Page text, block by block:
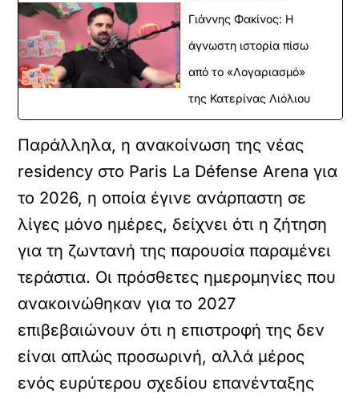
Γιάννης Φακίνος: Η
άγνωστη ιστορία πίσω
από το «Λογαριασμό»
της Κατερίνας Λιόλιου
Παράλληλα, η ανακοίνωση της νέας
residency στο Paris La Défense Arena για
το 2026, η οποία έγινε ανάρπαστη σε
λίγες μόνο ημέρες, δείχνει ότι η ζήτηση
για τη ζωντανή της παρουσία παραμένει
τεράστια. Οι πρόσθετες ημερομηνίες που
ανακοινώθηκαν για το 2027
επιβεβαιώνουν ότι η επιστροφή της δεν
είναι απλώς προσωρινή, αλλά μέρος
ενός ευρύτερου σχεδίου επανένταξης